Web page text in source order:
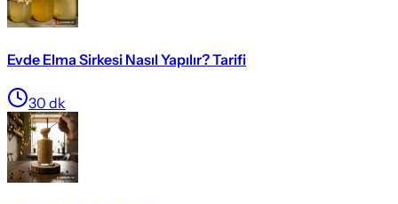
Evde Elma Sirkesi Nasıl Yapılır? Tarifi
30 dk